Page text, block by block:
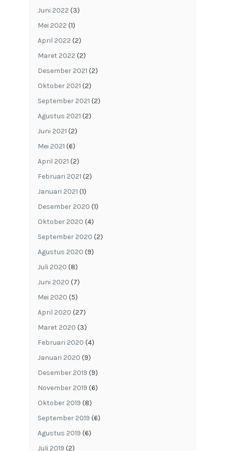
Juni 2022 (3)
Mei 2022 (1)
April 2022 (2)
Maret 2022 (2)
Desember 2021 (2)
Oktober 2021 (2)
September 2021 (2)
Agustus 2021 (2)
Juni 2021 (2)
Mei 2021 (6)
April 2021 (2)
Februari 2021 (2)
Januari 2021 (1)
Desember 2020 (1)
Oktober 2020 (4)
September 2020 (2)
Agustus 2020 (9)
Juli 2020 (8)
Juni 2020 (7)
Mei 2020 (5)
April 2020 (27)
Maret 2020 (3)
Februari 2020 (4)
Januari 2020 (9)
Desember 2019 (9)
November 2019 (6)
Oktober 2019 (8)
September 2019 (6)
Agustus 2019 (6)
Juli 2019 (2)